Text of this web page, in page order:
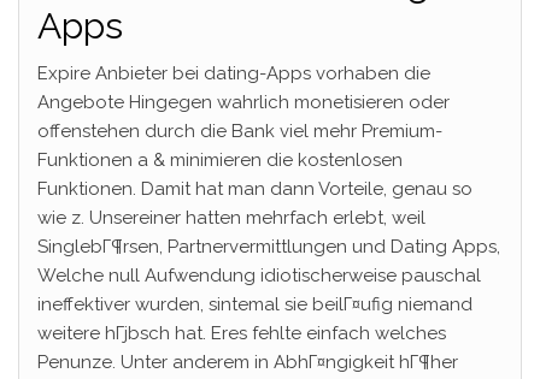
Apps
Expire Anbieter bei dating-Apps vorhaben die
Angebote Hingegen wahrlich monetisieren oder
offenstehen durch die Bank viel mehr Premium-
Funktionen a & minimieren die kostenlosen
Funktionen. Damit hat man dann Vorteile, genau so
wie z. Unsereiner hatten mehrfach erlebt, weil
SinglebГ¶rsen, Partnervermittlungen und Dating Apps,
Welche null Aufwendung idiotischerweise pauschal
ineffektiver wurden, sintemal sie beilГ¤ufig niemand
weitere hГјbsch hat. Eres fehlte einfach welches
Penunze. Unter anderem in AbhГ¤ngigkeit hГ¶her